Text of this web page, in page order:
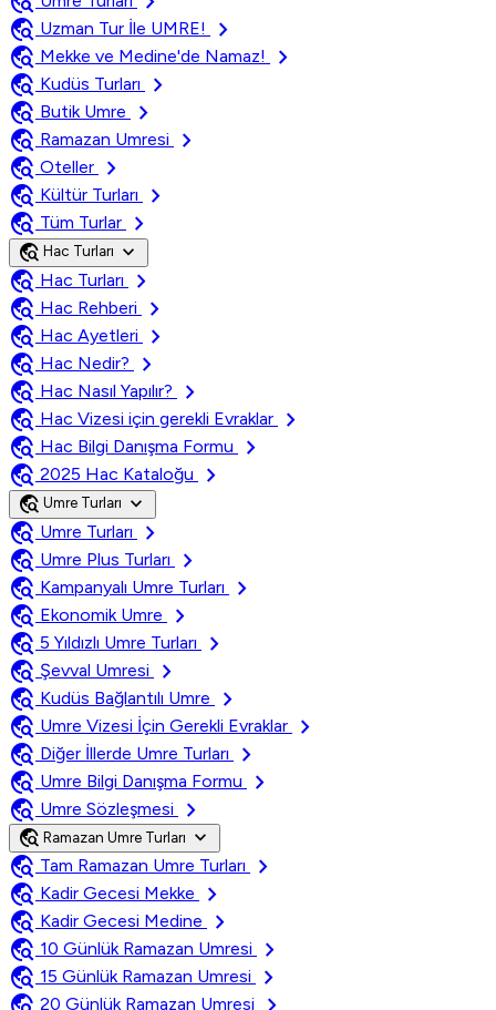
travel_explore Uzman Tur İle UMRE!
chevron_right
travel_explore Mekke ve Medine'de Namaz!
chevron_right
travel_explore Kudüs Turları
chevron_right
travel_explore Butik Umre
chevron_right
travel_explore Ramazan Umresi
chevron_right
travel_explore Oteller
chevron_right
travel_explore Kültür Turları
chevron_right
travel_explore Tüm Turlar chevron_right
travel_explore Hac Turları expand_more
travel_explore Hac Turları
chevron_right
travel_explore Hac Rehberi
chevron_right
travel_explore Hac Ayetleri
chevron_right
travel_explore Hac Nedir?
chevron_right
travel_explore Hac Nasıl Yapılır?
chevron_right
travel_explore Hac Vizesi için gerekli Evraklar
chevron_right
travel_explore Hac Bilgi Danışma Formu
chevron_right
travel_explore 2025 Hac Kataloğu chevron_right
travel_explore Umre Turları expand_more
travel_explore Umre Turları
chevron_right
travel_explore Umre Plus Turları
chevron_right
travel_explore Kampanyalı Umre Turları
chevron_right
travel_explore Ekonomik Umre
chevron_right
travel_explore 5 Yıldızlı Umre Turları
chevron_right
travel_explore Şevval Umresi
chevron_right
travel_explore Kudüs Bağlantılı Umre
chevron_right
travel_explore Umre Vizesi İçin Gerekli Evraklar
chevron_right
travel_explore Diğer İllerde Umre Turları
chevron_right
travel_explore Umre Bilgi Danışma Formu
chevron_right
travel_explore Umre Sözleşmesi chevron_right
travel_explore Ramazan Umre Turları expand_more
travel_explore Tam Ramazan Umre Turları
chevron_right
travel_explore Kadir Gecesi Mekke
chevron_right
travel_explore Kadir Gecesi Medine
chevron_right
travel_explore 10 Günlük Ramazan Umresi
chevron_right
travel_explore 15 Günlük Ramazan Umresi
chevron_right
20 Günlük Ramazan Umresi